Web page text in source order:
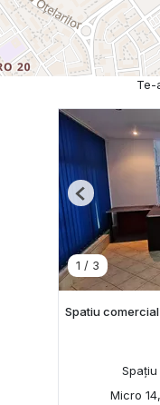
Te-
1 / 3
Previous
Spatiu
Micro